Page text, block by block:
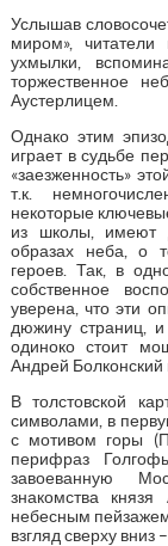
Услышав
миром»,
ухмылки,
торжественное
Аустерлицем.
Однако этим
играет в судьбе
«заезженность»
т.к.
некоторые
из школы, имеют
образах неба, о
героев. Так, в
собственное
уверена, что эти
дюжину страниц,
одиноко стоит
Андрей Болконский
В толстовской
символами, в
с мотивом горы
перифраз
завоеванную
знакомства
небесным
взгляд сверху вниз